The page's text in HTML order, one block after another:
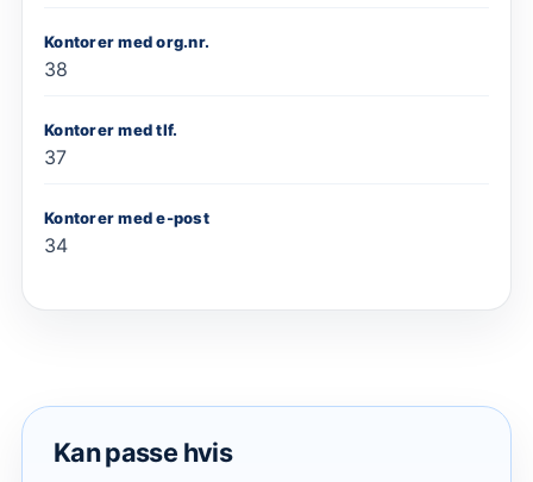
Kontorer med org.nr.
38
Kontorer med tlf.
37
Kontorer med e-post
34
Kan passe hvis